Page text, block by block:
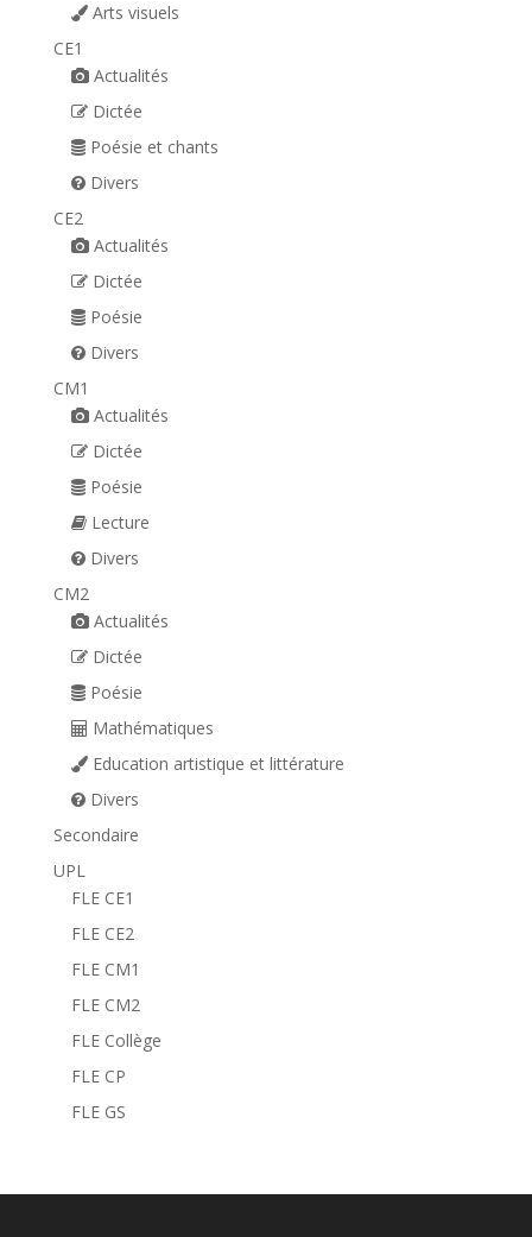
Arts visuels
CE1
Actualités
Dictée
Poésie et chants
Divers
CE2
Actualités
Dictée
Poésie
Divers
CM1
Actualités
Dictée
Poésie
Lecture
Divers
CM2
Actualités
Dictée
Poésie
Mathématiques
Education artistique et littérature
Divers
Secondaire
UPL
FLE CE1
FLE CE2
FLE CM1
FLE CM2
FLE Collège
FLE CP
FLE GS